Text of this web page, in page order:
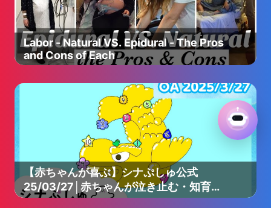
Labor - Natural VS. Epidural - The Pros
and Cons of Each
【赤ちゃんが喜ぶ】シナぷしゅ公式
25/03/27│赤ちゃんが泣き止む・知育の
動画